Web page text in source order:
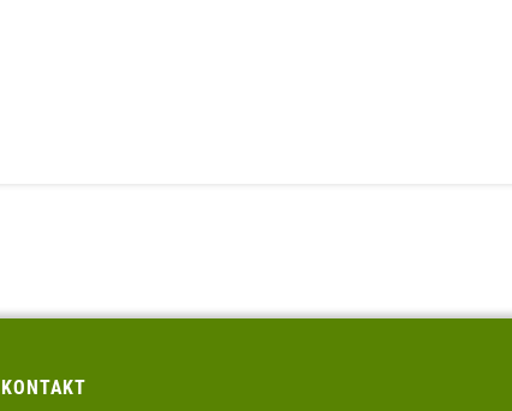
KONTAKT